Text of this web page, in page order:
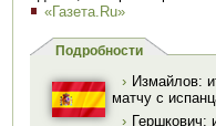
«Газета.Ru»
Подробности
› Измайлов:
матчу с
› Гершкович: